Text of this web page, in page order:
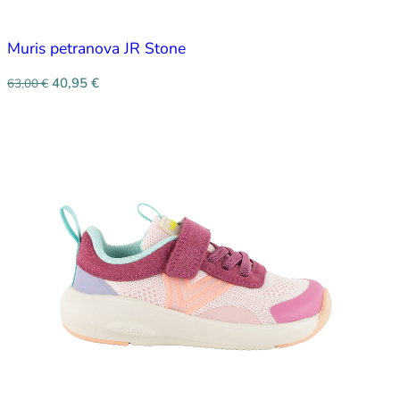
Muris petranova JR Stone
63,00€ 40,95 €